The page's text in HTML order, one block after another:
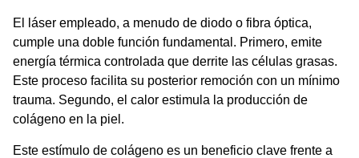
El láser empleado, a menudo de diodo o fibra óptica,
cumple una doble función fundamental. Primero, emite
energía térmica controlada que derrite las células grasas.
Este proceso facilita su posterior remoción con un mínimo
trauma. Segundo, el calor estimula la producción de
colágeno en la piel.
Este estímulo de colágeno es un beneficio clave frente a